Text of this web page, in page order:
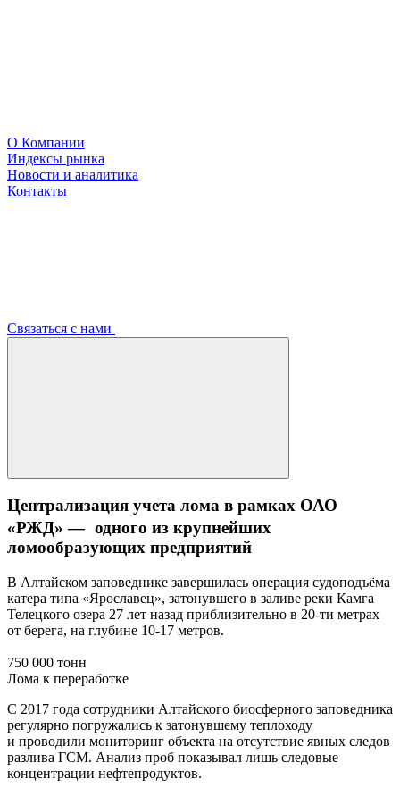
О Компании
Индексы рынка
Новости и аналитика
Контакты
Связаться с нами
Централизация учета лома в рамках ОАО
«РЖД» — одного из крупнейших
ломообразующих предприятий
В Алтайском заповеднике завершилась операция судоподъёма
катера типа «Ярославец», затонувшего в заливе реки Камга
Телецкого озера 27 лет назад приблизительно в 20-ти метрах
от берега, на глубине 10-17 метров.
750 000 тонн
Лома к переработке
С 2017 года сотрудники Алтайского биосферного заповедника
регулярно погружались к затонувшему теплоходу
и проводили мониторинг объекта на отсутствие явных следов
разлива ГСМ. Анализ проб показывал лишь следовые
концентрации нефтепродуктов.